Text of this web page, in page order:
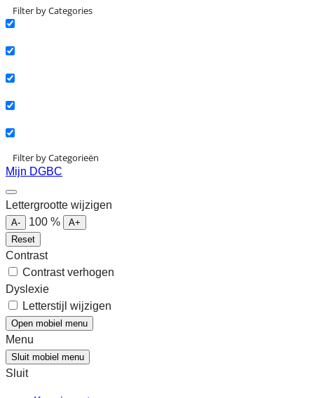
Filter by Categories
Filter by Categorieën
Mijn DGBC
Lettergrootte wijzigen
A- 100 %
A+
Reset
Contrast
Contrast verhogen
Dyslexie
Letterstijl wijzigen
Open mobiel menu
Menu
Sluit mobiel menu
Sluit